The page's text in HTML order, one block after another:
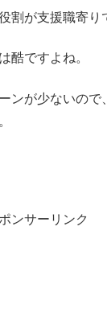
割が支援職寄り
酷ですよね。
ンが少ないので
ンサーリンク